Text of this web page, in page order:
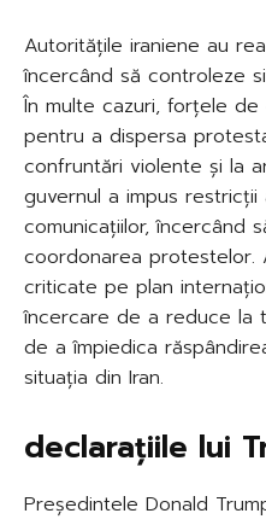
Autoritățile iraniene au
încercând să controleze
În multe cazuri, forțele
pentru a dispersa
confruntări violente și la
guvernul a impus restricții
comunicațiilor, încercând
coordonarea protestelor.
criticate pe plan
încercare de a reduce la
de a împiedica
situația din Iran.
declarațiile lui
Președintele Donald